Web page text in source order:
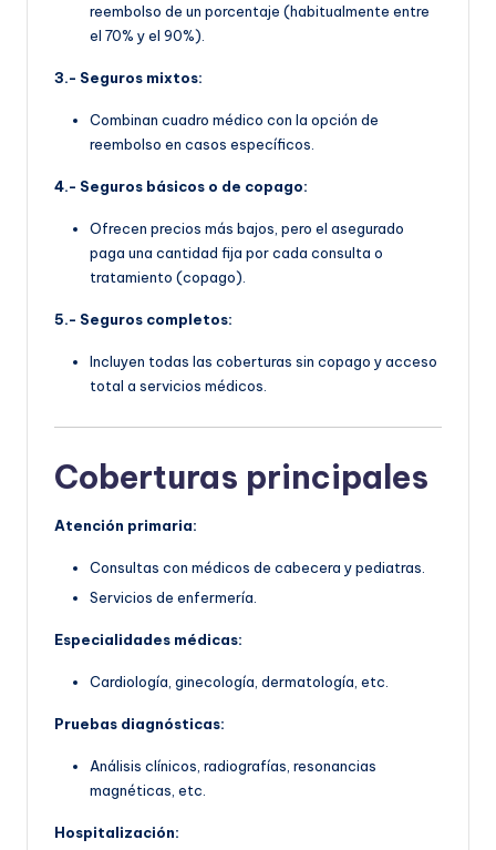
reembolso de un porcentaje (habitualmente entre
el 70% y el 90%).
3.- Seguros mixtos:
Combinan cuadro médico con la opción de
reembolso en casos específicos.
4.- Seguros básicos o de copago:
Ofrecen precios más bajos, pero el asegurado
paga una cantidad fija por cada consulta o
tratamiento (copago).
5.- Seguros completos:
Incluyen todas las coberturas sin copago y acceso
total a servicios médicos.
Coberturas principales
Atención primaria:
Consultas con médicos de cabecera y pediatras.
Servicios de enfermería.
Especialidades médicas:
Cardiología, ginecología, dermatología, etc.
Pruebas diagnósticas:
Análisis clínicos, radiografías, resonancias
magnéticas, etc.
Hospitalización: